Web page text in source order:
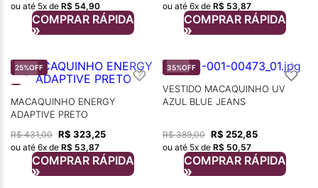
ou até 5x de R$ 54,90
COMPRAR RÁPIDA
ou até 6x de R$ 53,87
COMPRAR RÁPIDA
25%OFF
MACAQUINHO ENERGY
ADAPTIVE PRETO
R$ 431,00 R$ 323,25
ou até 6x de R$ 53,87
COMPRAR RÁPIDA
35%OFF
VESTIDO MACAQUINHO UV
AZUL BLUE JEANS
R$ 389,00 R$ 252,85
ou até 5x de R$ 50,57
COMPRAR RÁPIDA